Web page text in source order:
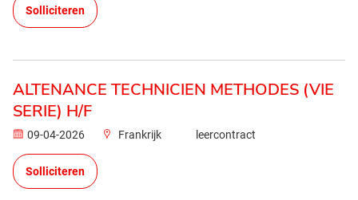
Solliciteren
ALTENANCE TECHNICIEN METHODES (VIE
SERIE) H/F
09-04-2026 Frankrijk leercontract
Solliciteren